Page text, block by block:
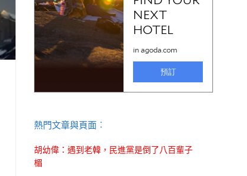
熱門文章與頁面︰
胡幼偉：遇到老韓，民進黨是倒了八百輩子
楣